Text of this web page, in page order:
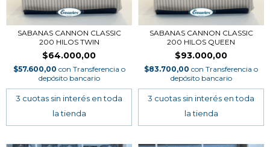
SABANAS CANNON CLASSIC
200 HILOS TWIN
$64.000,00
$57.600,00 con Transferencia o
depósito bancario
SABANAS CANNON CLASSIC
200 HILOS QUEEN
$93.000,00
$83.700,00 con Transferencia o
depósito bancario